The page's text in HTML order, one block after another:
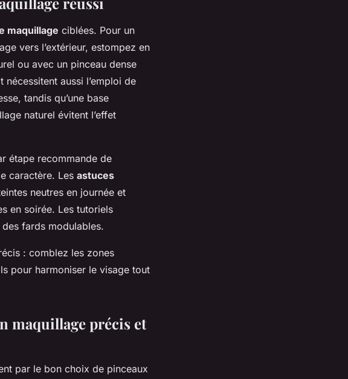
maquillage ciblées. Pour un
vers l’extérieur, estompez en
ou avec un pinceau dense
aussi l’emploi de
tandis qu’une base
naturel évitent l’effet
étape recommande de
caractère. Les astuces
neutres en journée et
en soirée. Les tutoriels
fards modulables.
: comblez les zones
pour harmoniser le visage tout
maquillage précis et
par le bon choix de pinceaux